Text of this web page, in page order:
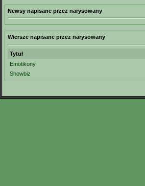
Newsy napisane przez narysowany
Wiersze napisane przez narysowany
Tytuł
Emotikony
Showbiz